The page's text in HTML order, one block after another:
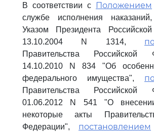
В соответствии с Положением
службе исполнения
Указом Президента
13.10.2004 N 1314,
Правительства
14.10.2010 N 834 "Об
федерального имущества",
Правительства
01.06.2012 N 541 "О
некоторые акты
Федерации", постановлением